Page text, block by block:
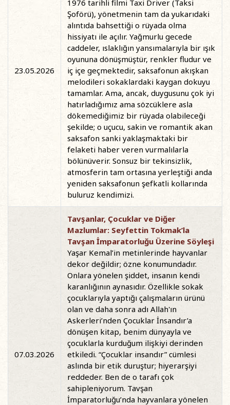
23.05.2026
1976 tarihli filmi Taxi Driver (Taksi
Şoförü), yönetmenin tam da yukarıdaki
alıntıda bahsettiği o rüyada olma
hissiyatı ile açılır. Yağmurlu gecede
caddeler, ıslaklığın yansımalarıyla bir ışık
oyununa dönüşmüştür, renkler fludur ve
iç içe geçmektedir, saksafonun akışkan
melodileri sokaklardaki kaygan dokuyu
tamamlar. Ama, ancak, duygusunu çok iyi
hatırladığımız ama sözcüklere asla
dökemediğimiz bir rüyada olabileceği
şekilde; o uçucu, sakin ve romantik akan
saksafon sanki yaklaşmaktaki bir
felaketi haber veren vurmalılarla
bölünüverir. Sonsuz bir tekinsizlik,
atmosferin tam ortasına yerleştiği anda
yeniden saksafonun şefkatli kollarında
buluruz kendimizi.
07.03.2026
Tavşanlar, Çocuklar ve Diğer
Mazlumlar: Seyfettin Tokmak’la
Tavşan İmparatorluğu Üzerine Söyleşi
Yaşar Kemal’in metinlerinde hayvanlar
dekor değildir; özne konumundadır.
Onlara yönelen şiddet, insanın kendi
karanlığının aynasıdır. Özellikle sokak
çocuklarıyla yaptığı çalışmaların ürünü
olan ve daha sonra adı Allah'ın
Askerleri’nden Çocuklar İnsandır’a
dönüşen kitap, benim dünyayla ve
çocuklarla kurduğum ilişkiyi derinden
etkiledi. “Çocuklar insandır” cümlesi
aslında bir etik duruştur; hiyerarşiyi
reddeder. Ben de o tarafı çok
sahipleniyorum. Tavşan
İmparatorluğu’nda hayvanlara yönelen